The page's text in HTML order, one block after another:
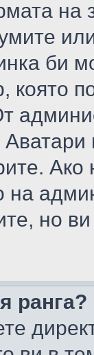
на
би
която
на
но
ранга?